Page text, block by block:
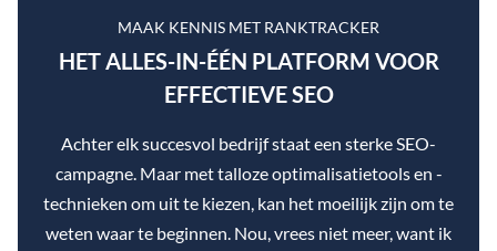
MAAK KENNIS MET RANKTRACKER
HET ALLES-IN-ÉÉN PLATFORM VOOR
EFFECTIEVE SEO
Achter elk succesvol bedrijf staat een sterke SEO-
campagne. Maar met talloze optimalisatietools en -
technieken om uit te kiezen, kan het moeilijk zijn om te
weten waar te beginnen. Nou, vrees niet meer, want ik